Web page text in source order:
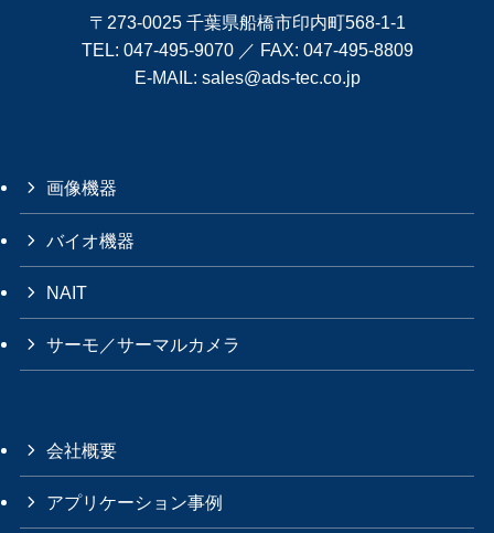
〒273-0025 千葉県船橋市印内町568-1-1
TEL: 047-495-9070／ FAX: 047-495-8809
E-MAIL: sales@ads-tec.co.jp
画像機器
バイオ機器
NAIT
サーモ／サーマルカメラ
会社概要
アプリケーション事例